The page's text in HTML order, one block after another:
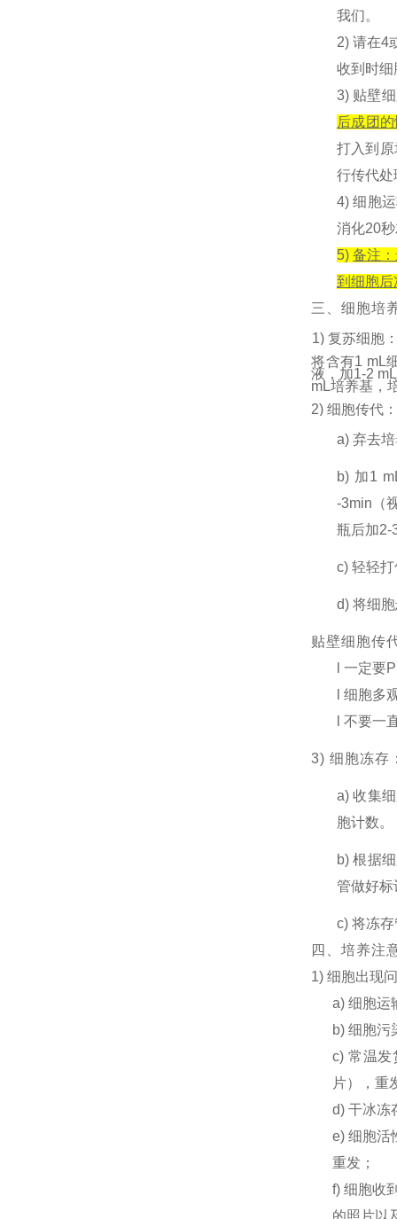
我们。
2) 请在4
收到时
3) 贴壁
后成团
打入到
行传代
4) 细胞
消化20
5)备注
到细胞
三、细胞培
1) 复苏细胞
将含有1 mL
液，加1-2
mL培养基，
2) 细胞传代
a) 弃去
b) 加1
-3min（
瓶后加2-
c) 轻轻
d) 将细
贴壁细胞传
l 一定要
l 细胞多
l 不要一
3) 细胞冻存
a) 收集
胞计数。
b) 根据
管做好标
c) 将冻
四、培养注
1) 细胞出现
a) 细胞运
b) 细胞污
c) 常温发
片），重
d) 干冰冻
e) 细胞活
重发；
f) 细胞收
的照片以